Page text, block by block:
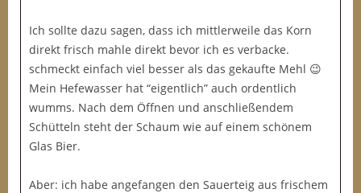
Ich sollte dazu sagen, dass ich mittlerweile das Korn
direkt frisch mahle direkt bevor ich es verbacke.
schmeckt einfach viel besser als das gekaufte Mehl 😉
Mein Hefewasser hat “eigentlich” auch ordentlich
wumms. Nach dem Öffnen und anschließendem
Schütteln steht der Schaum wie auf einem schönem
Glas Bier.
Aber: ich habe angefangen den Sauerteig aus frischem